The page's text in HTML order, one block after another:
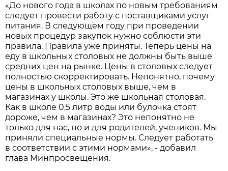
«До нового года в школах по новым требованиям
следует провести работу с поставщиками услуг
питания. В следующем году при проведении
новых процедур закупок нужно соблюсти эти
правила. Правила уже приняты. Теперь цены на
еду в школьных столовых не должны быть выше
средних цен на рынке. Цены в столовых следует
полностью скорректировать. Непонятно, почему
цены в школьных столовых выше, чем в
магазинах у школы. Это же школьная столовая.
Как в школе 0,5 литр воды или булочка стоят
дороже, чем в магазинах? Это непонятно не
только для нас, но и для родителей, учеников. Мы
приняли специальные нормы. Следует работать
в соответствии с этими нормами», - добавил
глава Минпросвещения.